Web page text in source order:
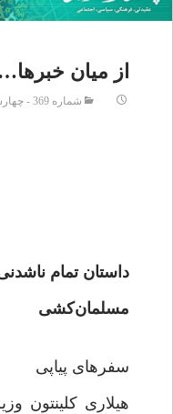
از میان خبرها…
شماره 369 - چهارشنبه 01 شهريور 1391
داستان تمام
مسلمان‌کشی
سفرهای پیاپی
هیلاری کلینتون